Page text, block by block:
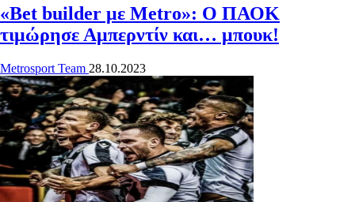
«Bet builder με Metro»: Ο ΠΑΟΚ
τιμώρησε Αμπερντίν και… μπουκ!
Metrosport Team 28.10.2023